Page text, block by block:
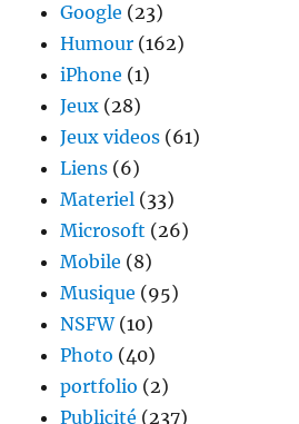
Google (23)
Humour (162)
iPhone (1)
Jeux (28)
Jeux videos (61)
Liens (6)
Materiel (33)
Microsoft (26)
Mobile (8)
Musique (95)
NSFW(10)
Photo (40)
portfolio (2)
Publicité (237)